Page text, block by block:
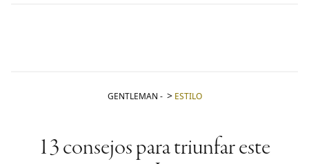
GENTLEMAN - ESTILO
13 consejos para triunfar este